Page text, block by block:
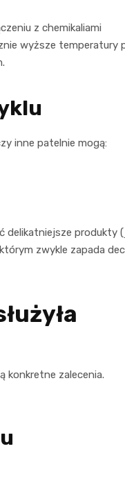
z chemikaliami
wyższe temperatury
inne patelnie mogą:
delikatniejsze produkty
zwykle zapada
konkretne zalecenia.